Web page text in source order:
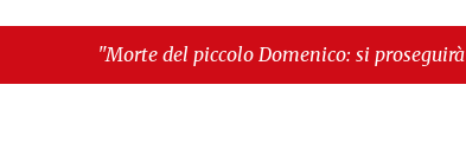
piccolo Domenico: si proseguirà col processo penale"
è il senso di comunità"